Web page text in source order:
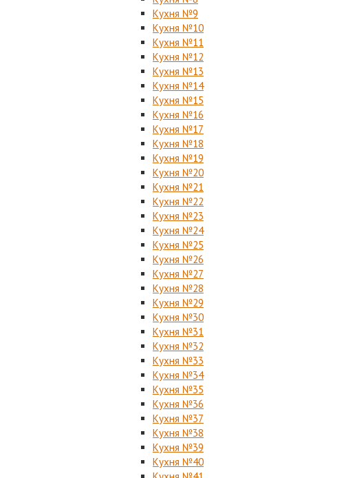
Кухня №9
Кухня №10
Кухня №11
Кухня №12
Кухня №13
Кухня №14
Кухня №15
Кухня №16
Кухня №17
Кухня №18
Кухня №19
Кухня №20
Кухня №21
Кухня №22
Кухня №23
Кухня №24
Кухня №25
Кухня №26
Кухня №27
Кухня №28
Кухня №29
Кухня №30
Кухня №31
Кухня №32
Кухня №33
Кухня №34
Кухня №35
Кухня №36
Кухня №37
Кухня №38
Кухня №39
Кухня №40